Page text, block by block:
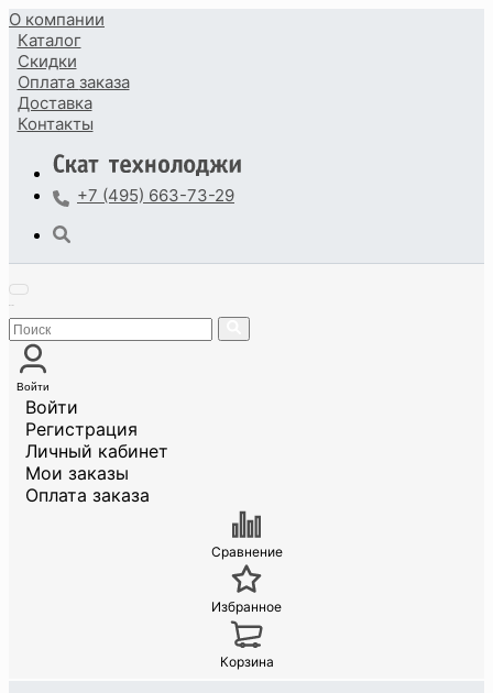
О компании
Каталог
Скидки
Оплата заказа
Доставка
Контакты
+7 (495) 663-73-29
Войти
Войти
Регистрация
Личный кабинет
Мои заказы
Оплата заказа
Сравнение
Избранное
Корзина